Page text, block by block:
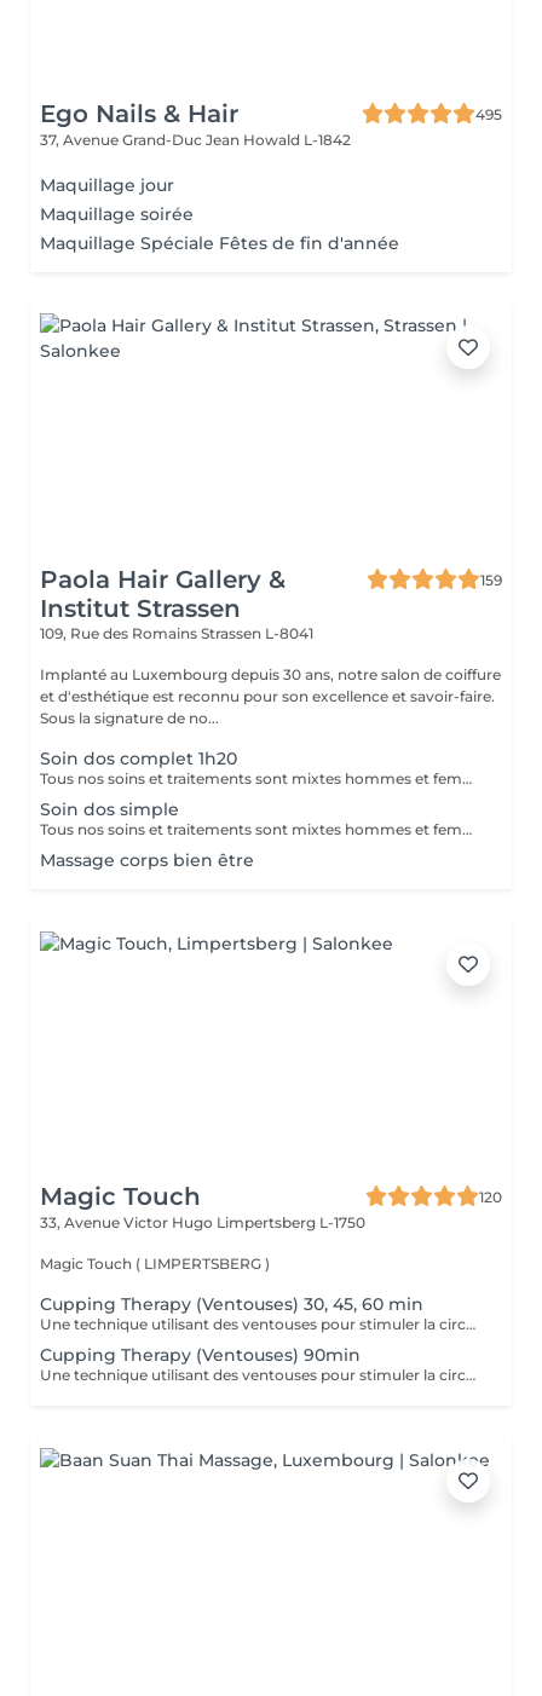
Ego Nails & Hair
495
37, Avenue Grand-Duc Jean Howald L-1842
Maquillage jour
Maquillage soirée
Maquillage Spéciale Fêtes de fin d'année
Paola Hair Gallery &
Institut Strassen
159
109, Rue des Romains Strassen L-8041
Implanté au Luxembourg depuis 30 ans, notre salon de coiffure
et d'esthétique est reconnu pour son excellence et savoir-faire.
Sous la signature de no...
Soin dos complet 1h20
Tous nos soins et traitements sont mixtes hommes et femmes. Les traitements en cure sont valables six mois. Sur conseil de votre esthéticienne, des combinaisons de soins et de traitements sont possibles, afin d'obtenir un résultat optimal. Attention certain traitements nécessitent des explications préalables ainsi qu'une commande spécifique des coffrets et de soins personnalisés.
Soin dos simple
Tous nos soins et traitements sont mixtes hommes et femmes. Les traitements en cure sont valables six mois. Sur conseil de votre esthéticienne, des combinaisons de soins et de traitements sont possibles, afin d'obtenir un résultat optimal. Attention certain traitements nécessitent des explications préalables ainsi qu'une commande spécifique des coffrets et de soins personnalisés.
Massage corps bien être
Magic Touch
120
33, Avenue Victor Hugo Limpertsberg L-1750
Magic Touch ( LIMPERTSBERG )
Cupping Therapy (Ventouses) 30, 45, 60 min
Une technique utilisant des ventouses pour stimuler la circulation, réduire les douleurs musculaires et favoriser la détoxification.
Cupping Therapy (Ventouses) 90min
Une technique utilisant des ventouses pour stimuler la circulation, réduire les douleurs musculaires et favoriser la détoxification.